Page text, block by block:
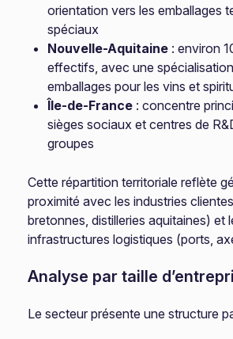
orientation vers les emballages
spéciaux
Nouvelle-Aquitaine : environ
effectifs, avec une
emballages pour les vins et
Île-de-France : concentre
sièges sociaux et centres de
groupes
Cette répartition territoriale reflète
proximité avec les industries
bretonnes, distilleries aquitaines) et
infrastructures logistiques (ports,
Analyse par taille
Le secteur présente une structure